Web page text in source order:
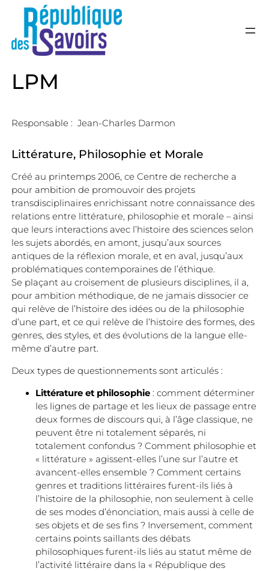
République
Laboratoire transdisciplinaire du
LPM
Responsable : Jean-Charles Darmon
Littérature, Philosophie et Morale
Créé au printemps 2006, ce Centre de recherche a
pour ambition de promouvoir des projets
transdisciplinaires enrichissant notre connaissance des
relations entre littérature, philosophie et morale – ainsi
que leurs interactions avec l’histoire des sciences selon
les sujets abordés, en amont, jusqu’aux sources
antiques de la réflexion morale, et en aval, jusqu’aux
problématiques contemporaines de l’éthique.
Se plaçant au croisement de plusieurs disciplines, il a,
pour ambition méthodique, de ne jamais dissocier ce
qui relève de l’histoire des idées ou de la philosophie
d’une part, et ce qui relève de l’histoire des formes, des
genres, des styles, et des évolutions de la langue elle-
même d’autre part.
Deux types de questionnements sont articulés :
Littérature et philosophie : comment déterminer
les lignes de partage et les lieux de passage entre
deux formes de discours qui, à l’âge classique, ne
peuvent être ni totalement séparés, ni
totalement confondus ? Comment philosophie et
« littérature » agissent-elles l’une sur l’autre et
avancent-elles ensemble ? Comment certains
genres et traditions littéraires furent-ils liés à
l’histoire de la philosophie, non seulement à celle
de ses modes d’énonciation, mais aussi à celle de
ses objets et de ses fins ? Inversement, comment
certains points saillants des débats
philosophiques furent-ils liés au statut même de
l’activité littéraire dans la « République des